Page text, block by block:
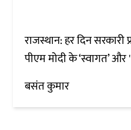
राजस्थान: हर दिन सरकारी
पीएम मोदी के ‘स्वागत’
बसंत कुमार